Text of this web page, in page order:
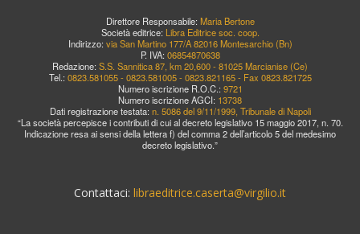
Direttore Responsabile: Maria Bertone
Società editrice: Libra Editrice soc. coop.
Indirizzo: via San Martino 177/A 82016 Montesarchio (Bn)
P. IVA: 06854870638
Redazione: S.S. Sannitica 87, km 20,600 - 81025 Marcianise (Ce)
Tel.: 0823.581055 - 0823.581005 - 0823.821165 - Fax 0823.821725
Numero iscrizione R.O.C.: 9721
Numero iscrizione AGCI: 13738
Dati registrazione testata: n. 5086 del 9/11/1999, Tribunale di Napoli
“La società percepisce i contributi di cui al decreto legislativo 15 maggio 2017, n. 70.
Indicazione resa ai sensi della lettera f) del comma 2 dell’articolo 5 del medesimo
decreto legislativo.”
Contattaci: libraeditrice.caserta@virgilio.it